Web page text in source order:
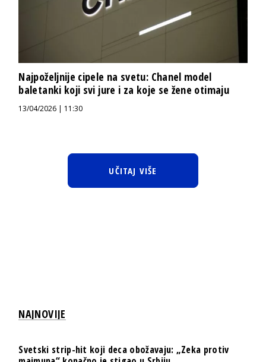
Najpoželjnije cipele na svetu: Chanel model
baletanki koji svi jure i za koje se žene otimaju
13/04/2026 | 11:30
UČITAJ VIŠE
NAJNOVIJE
Svetski strip-hit koji deca obožavaju: „Zeka protiv